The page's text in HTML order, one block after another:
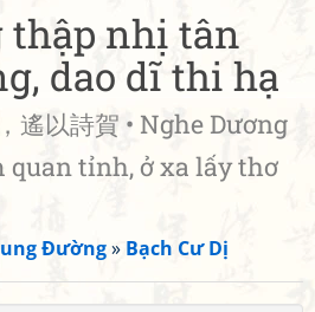
thập nhị tân
dao dĩ thi hạ
遙以詩賀 • Nghe Dương
tỉnh, ở xa lấy thơ
Đường» Bạch Cư Dị